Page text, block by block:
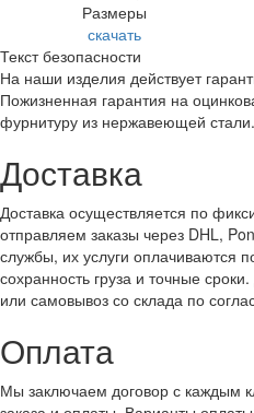
Размеры
скачать
Текст безопасности
На наши изделия действует
Пожизненная гарантия на
фурнитуру из нержавеющей стали.
Доставка
Доставка осуществляется по
отправляем заказы через DHL,
службы, их услуги оплачиваются
сохранность груза и точные
или самовывоз со склада по
Оплата
Мы заключаем договор с каждым